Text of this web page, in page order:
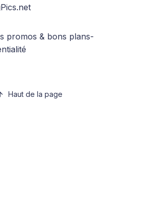
promos & bons plans-
Haut de la page